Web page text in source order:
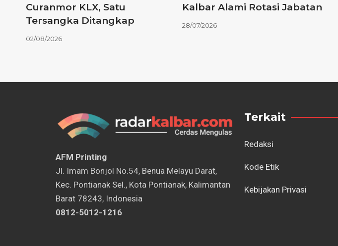
Curanmor KLX, Satu
Tersangka Ditangkap
02/08/2026
Kalbar Alami Rotasi Jabatan
28/07/2026
AFM Printing
⁠Jl. Imam Bonjol No.54, Benua Melayu Darat,
Kec. Pontianak Sel., Kota Pontianak, Kalimantan
Barat 78243, Indonesia
0812-5012-1216
Terkait
Redaksi
Kode Etik
Kebijakan Privasi